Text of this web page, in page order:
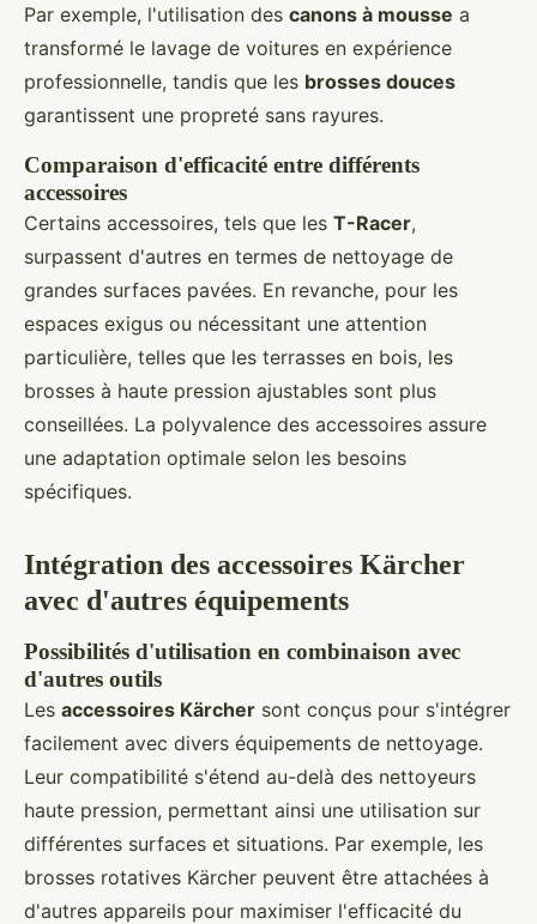
Par exemple, l'utilisation des canons à mousse a
transformé le lavage de voitures en expérience
professionnelle, tandis que les brosses douces
garantissent une propreté sans rayures.
Comparaison d'efficacité entre différents
accessoires
Certains accessoires, tels que les T-Racer,
surpassent d'autres en termes de nettoyage de
grandes surfaces pavées. En revanche, pour les
espaces exigus ou nécessitant une attention
particulière, telles que les terrasses en bois, les
brosses à haute pression ajustables sont plus
conseillées. La polyvalence des accessoires assure
une adaptation optimale selon les besoins
spécifiques.
Intégration des accessoires Kärcher
avec d'autres équipements
Possibilités d'utilisation en combinaison avec
d'autres outils
Les accessoires Kärcher sont conçus pour s'intégrer
facilement avec divers équipements de nettoyage.
Leur compatibilité s'étend au-delà des nettoyeurs
haute pression, permettant ainsi une utilisation sur
différentes surfaces et situations. Par exemple, les
brosses rotatives Kärcher peuvent être attachées à
d'autres appareils pour maximiser l'efficacité du